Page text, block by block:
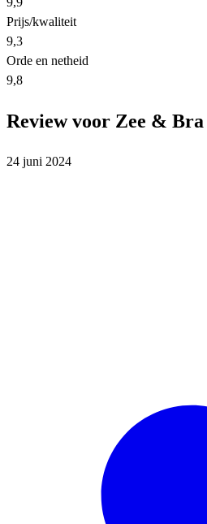
Prijs/kwaliteit
9,3
Orde en netheid
9,8
Review voor Zee &
24 juni 2024